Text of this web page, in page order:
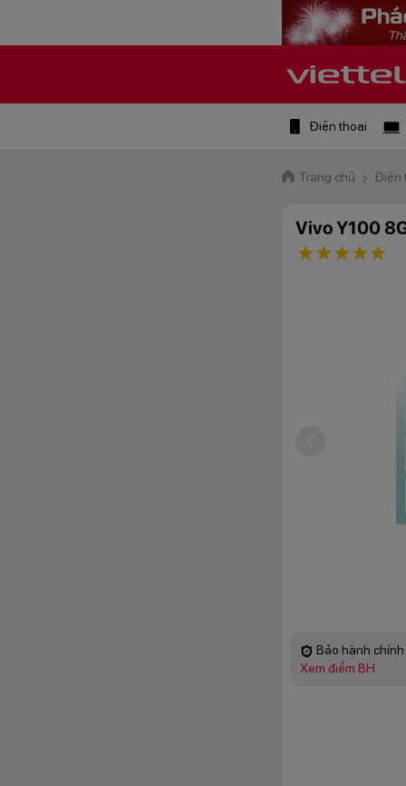
Điện thoại
Trang chủ Điện
Vivo Y100
4
3 stars
2 stars
1 star
Bảo hành
Xem điểm BH